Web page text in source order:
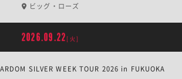
ビッグ・ローズ
2026.09.22 [火]
SILVER WEEK TOUR 2026 in FUKUOKA